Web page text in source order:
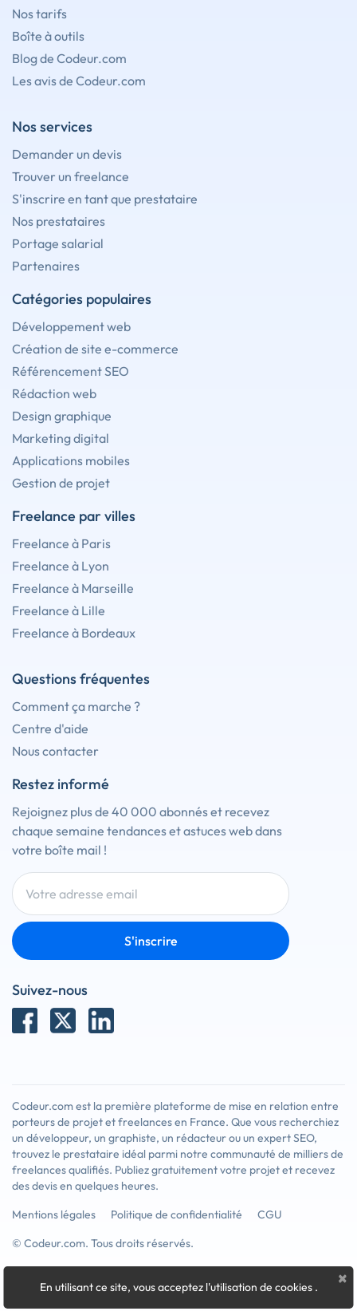
Nos tarifs
Boîte à outils
Blog de Codeur.com
Les avis de Codeur.com
Nos services
Demander un devis
Trouver un freelance
S'inscrire en tant que prestataire
Nos prestataires
Portage salarial
Partenaires
Catégories populaires
Développement web
Création de site e-commerce
Référencement SEO
Rédaction web
Design graphique
Marketing digital
Applications mobiles
Gestion de projet
Freelance par villes
Freelance à Paris
Freelance à Lyon
Freelance à Marseille
Freelance à Lille
Freelance à Bordeaux
Questions fréquentes
Comment ça marche ?
Centre d'aide
Nous contacter
Restez informé
Rejoignez plus de 40 000 abonnés et recevez
chaque semaine tendances et astuces web dans
votre boîte mail !
S'inscrire
Suivez-nous
Codeur.com est la première plateforme de mise en relation entre
porteurs de projet et freelances en France. Que vous recherchiez
un développeur, un graphiste, un rédacteur ou un expert SEO,
trouvez le prestataire idéal parmi notre communauté de milliers de
freelances qualifiés. Publiez gratuitement votre projet et recevez
des devis en quelques heures.
Mentions légales
Politique de confidentialité
CGU
© Codeur.com. Tous droits réservés.
×
En utilisant ce site, vous acceptez l'utilisation de cookies .